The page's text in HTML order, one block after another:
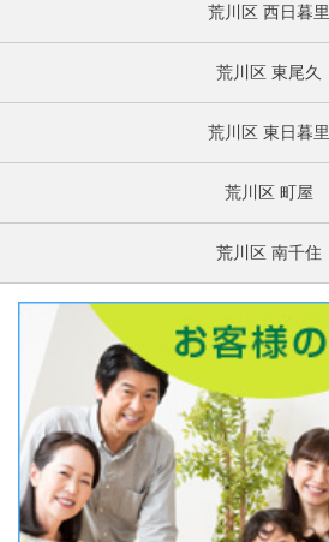
荒川区 西日暮里
荒川区 東尾久
荒川区 東日暮里
荒川区 町屋
荒川区 南千住